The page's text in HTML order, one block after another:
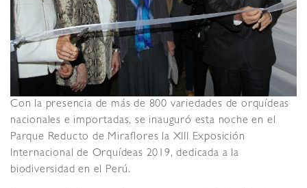
Con la presencia de más de 800 variedades de orquídeas
nacionales e importadas, se inauguró esta noche en el
Parque Reducto de Miraflores la XIII Exposición
Internacional de Orquídeas 2019, dedicada a la
biodiversidad en el Perú.